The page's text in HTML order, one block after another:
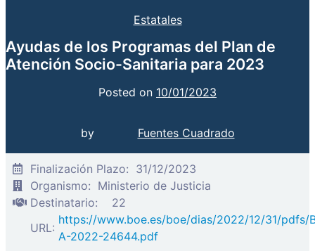
Estatales
Ayudas de los Programas del Plan de
Atención Socio-Sanitaria para 2023
Posted on 10/01/2023
by Fuentes Cuadrado
Finalización Plazo: 31/12/2023
Organismo: Ministerio de Justicia
Destinatario: 22
URL:
https://www.boe.es/boe/dias/2022/12/31/pdfs/
A-2022-24644.pdf